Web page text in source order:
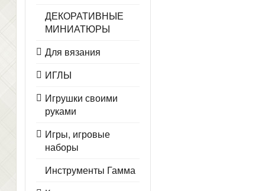
ДЕКОРАТИВНЫЕ
МИНИАТЮРЫ
Для вязания
ИГЛЫ
Игрушки своими
руками
Игры, игровые
наборы
Инструменты Гамма